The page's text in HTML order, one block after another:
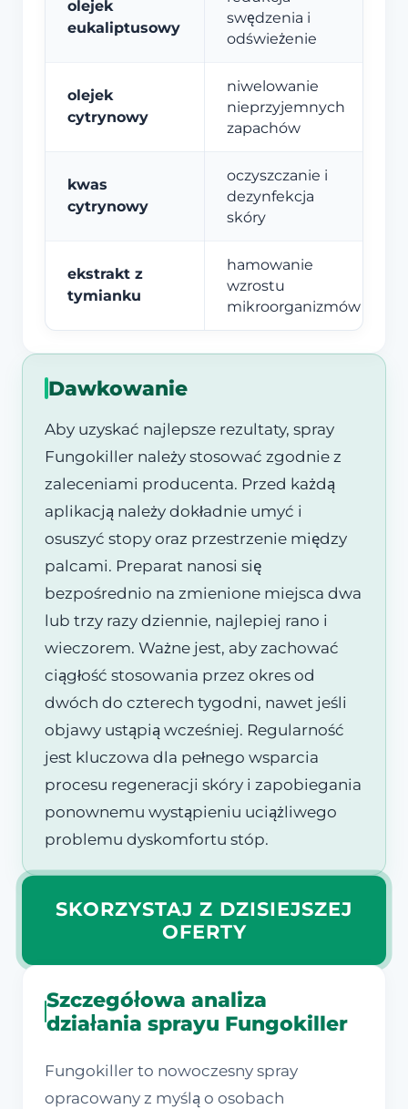
olejek
eukaliptusowy
swędzenia i
odświeżenie
olejek
cytrynowy
niwelowanie
nieprzyjemnych
zapachów
kwas
cytrynowy
oczyszczanie i
dezynfekcja
skóry
ekstrakt z
tymianku
hamowanie
wzrostu
mikroorganizmów
Dawkowanie
Aby uzyskać najlepsze rezultaty, spray
Fungokiller należy stosować zgodnie z
zaleceniami producenta. Przed każdą
aplikacją należy dokładnie umyć i
osuszyć stopy oraz przestrzenie między
palcami. Preparat nanosi się
bezpośrednio na zmienione miejsca dwa
lub trzy razy dziennie, najlepiej rano i
wieczorem. Ważne jest, aby zachować
ciągłość stosowania przez okres od
dwóch do czterech tygodni, nawet jeśli
objawy ustąpią wcześniej. Regularność
jest kluczowa dla pełnego wsparcia
procesu regeneracji skóry i zapobiegania
ponownemu wystąpieniu uciążliwego
problemu dyskomfortu stóp.
SKORZYSTAJ Z DZISIEJSZEJ
OFERTY
Szczegółowa analiza
działania sprayu Fungokiller
Fungokiller to nowoczesny spray
opracowany z myślą o osobach